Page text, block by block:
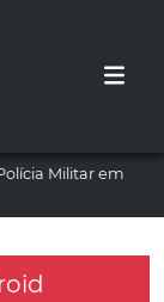
Militar em